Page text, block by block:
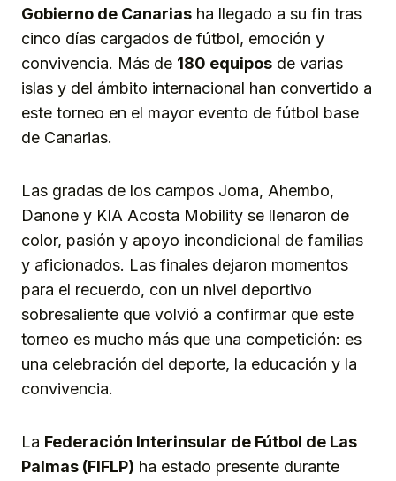
Gobierno de Canarias ha llegado a su fin tras
cinco días cargados de fútbol, emoción y
convivencia. Más de 180 equipos de varias
islas y del ámbito internacional han convertido a
este torneo en el mayor evento de fútbol base
de Canarias.
Las gradas de los campos Joma, Ahembo,
Danone y KIA Acosta Mobility se llenaron de
color, pasión y apoyo incondicional de familias
y aficionados. Las finales dejaron momentos
para el recuerdo, con un nivel deportivo
sobresaliente que volvió a confirmar que este
torneo es mucho más que una competición: es
una celebración del deporte, la educación y la
convivencia.
La Federación Interinsular de Fútbol de Las
Palmas (FIFLP) ha estado presente durante